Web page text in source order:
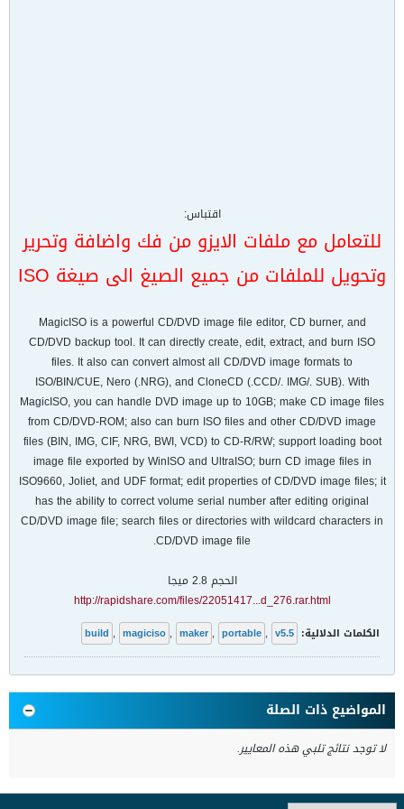
اقتباس:
للتعامل مع ملفات الايزو من فك واضافة وتحرير
وتحويل للملفات من جميع الصيغ الى صيغة ISO
MagicISO is a powerful CD/DVD image file editor, CD burner, and
CD/DVD backup tool. It can directly create, edit, extract, and burn ISO
files. It also can convert almost all CD/DVD image formats to
ISO/BIN/CUE, Nero (.NRG), and CloneCD (.CCD/. IMG/. SUB). With
MagicISO, you can handle DVD image up to 10GB; make CD image files
from CD/DVD-ROM; also can burn ISO files and other CD/DVD image
files (BIN, IMG, CIF, NRG, BWI, VCD) to CD-R/RW; support loading boot
image file exported by WinISO and UltraISO; burn CD image files in
ISO9660, Joliet, and UDF format; edit properties of CD/DVD image files; it
has the ability to correct volume serial number after editing original
CD/DVD image file; search files or directories with wildcard characters in
CD/DVD image file.
الحجم 2.8 ميجا
http://rapidshare.com/files/22051417...d_276.rar.html
الكلمات الدلالية: build , magiciso , maker , portable , v5.5
المواضيع ذات الصلة
لا توجد نتائج تلبي هذه المعايير.